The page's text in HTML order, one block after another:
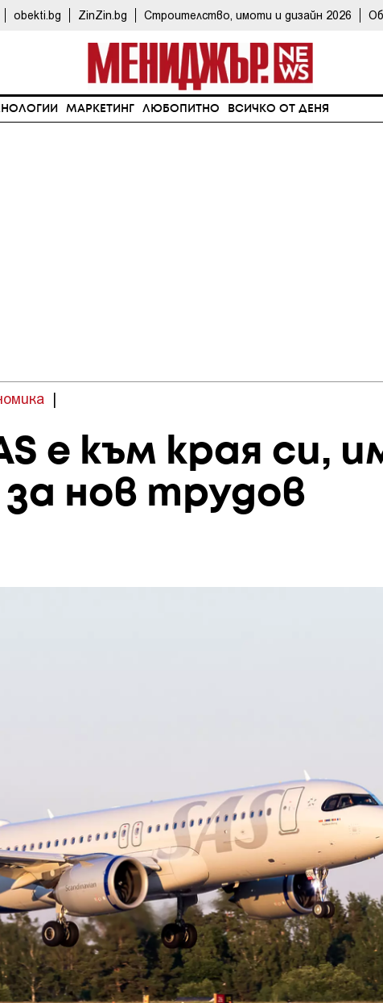
obekti.bg ZinZin.bg Строителство, имоти и дизайн 2026
МАРКЕТИНГ ЛЮБОПИТНО ВСИЧКО ОТ ДЕНЯ
|
е към края си,
нов трудов